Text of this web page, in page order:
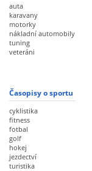
auta
karavany
motorky
nákladní automobily
tuning
veteráni
Časopisy o sportu
cyklistika
fitness
fotbal
golf
hokej
jezdectví
turistika